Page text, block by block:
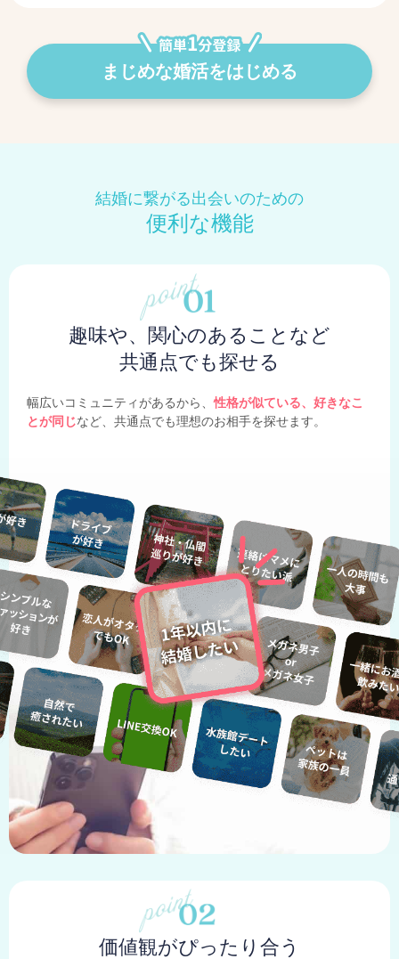
まじめな婚活をはじめる
結婚に繋がる出会いのための
便利な機能
趣味や、関心のあることなど
共通点でも探せる
幅広いコミュニティがあるから、性格が似ている、好きなこ
とが同じなど、共通点でも理想のお相手を探せます。
価値観がぴったり合う